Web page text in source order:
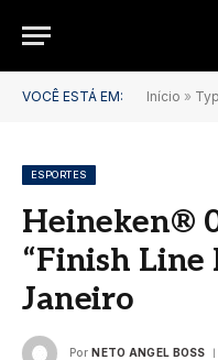
VOCÊ ESTÁ EM: Início »
ESPORTES
Heineken®
“Finish Line
Janeiro
Por NETO ANGEL BOSS